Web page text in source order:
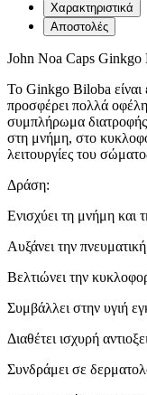
Χαρακτηριστικά
Αποστολές
John Noa Caps Ginkgo
Το Ginkgo Biloba είναι
προσφέρει πολλά
συμπλήρωμα
στη μνήμη, στο
λειτουργίες του
Δράση:
Ενισχύει τη μνήμη και
Αυξάνει την
Βελτιώνει την
Συμβάλλει στην υγιή
Διαθέτει ισχυρή
Συνδράμει σε